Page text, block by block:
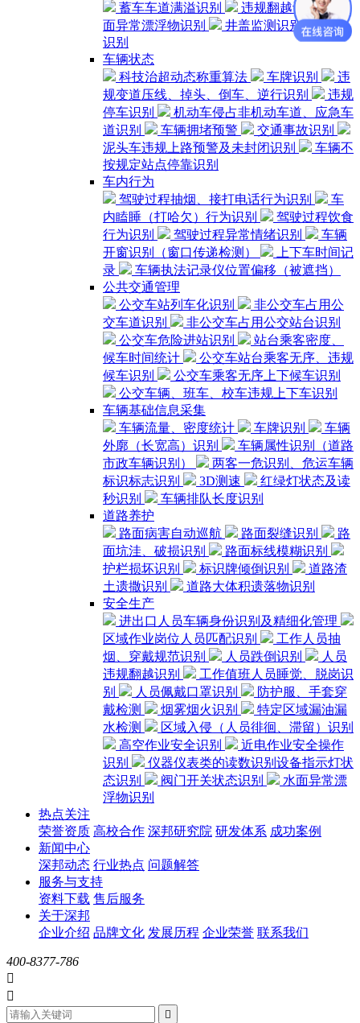
蓄车车道满溢识别
违规翻越识别
水
面异常漂浮物识别
井盖监测识别
单车
识别
车辆状态
科技治超动态称重算法
车牌识别
违
规变道压线、掉头、倒车、逆行识别
违规
停车识别
机动车侵占非机动车道、应急车
道识别
车辆拥堵预警
交通事故识别
泥头车违规上路预警及未封闭识别
车辆不
按规定站点停靠识别
车内行为
驾驶过程抽烟、接打电话行为识别
车
内瞌睡（打哈欠）行为识别
驾驶过程饮食
行为识别
驾驶过程异常情绪识别
车辆
开窗识别（窗口传递检测）
上下车时间记
录
车辆执法记录仪位置偏移（被遮挡）
公共交通管理
公交车站列车化识别
非公交车占用公
交车道识别
非公交车占用公交站台识别
公交车危险进站识别
站台乘客密度、
候车时间统计
公交车站台乘客无序、违规
候车识别
公交车乘客无序上下候车识别
公交车辆、班车、校车违规上下车识别
车辆基础信息采集
车辆流量、密度统计
车牌识别
车辆
外廓（长宽高）识别
车辆属性识别（道路
市政车辆识别）
两客一危识别、危运车辆
标识标志识别
3D测速
红绿灯状态及读
秒识别
车辆排队长度识别
道路养护
路面病害自动巡航
路面裂缝识别
路
面坑洼、破损识别
路面标线模糊识别
护栏损坏识别
标识牌倾倒识别
道路渣
土遗撒识别
道路大体积遗落物识别
安全生产
进出口人员车辆身份识别及精细化管理
区域作业岗位人员匹配识别
工作人员抽
烟、穿戴规范识别
人员跌倒识别
人员
违规翻越识别
工作值班人员睡觉、脱岗识
别
人员佩戴口罩识别
防护服、手套穿
戴检测
烟雾烟火识别
特定区域漏油漏
水检测
区域入侵（人员徘徊、滞留）识别
高空作业安全识别
近电作业安全操作
识别
仪器仪表类的读数识别设备指示灯状
态识别
阀门开关状态识别
水面异常漂
浮物识别
热点关注
荣誉资质 高校合作 深邦研究院 研发体系 成功案例
新闻中心
深邦动态 行业热点 问题解答
服务与支持
资料下载 售后服务
关于深邦
企业介绍 品牌文化 发展历程 企业荣誉 联系我们
400-8377-786


